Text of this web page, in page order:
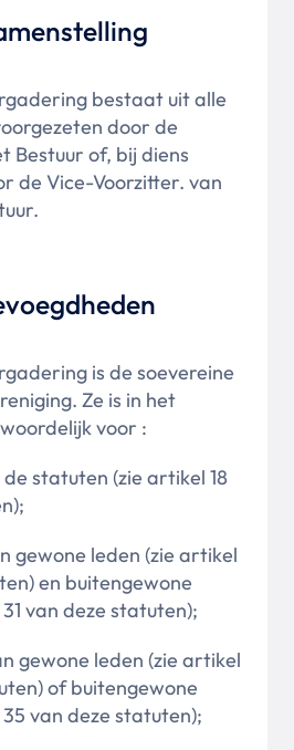
bestaat uit alle
door de
Bestuur of, bij diens
de Vice-Voorzitter. van
is de soevereine
Ze is in het
voor :
statuten (zie artikel 18
gewone leden (zie artikel
en buitengewone
van deze statuten);
gewone leden (zie artikel
of buitengewone
van deze statuten);